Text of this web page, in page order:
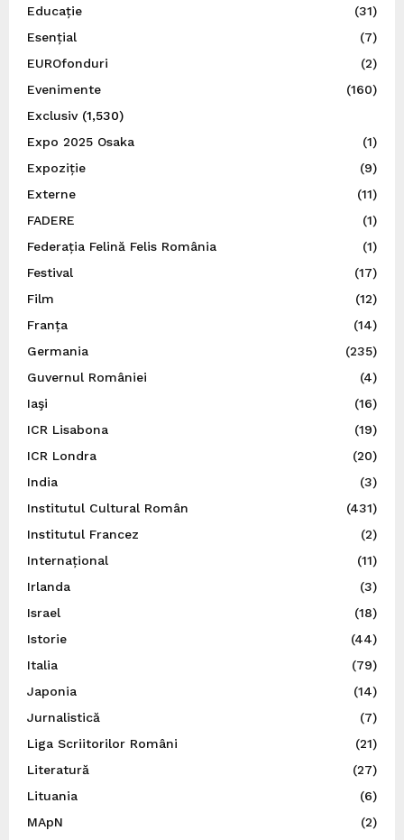
Educație
(31)
Esențial
(7)
EUROfonduri
(2)
Evenimente
(160)
Exclusiv(1,530)
Expo 2025 Osaka
(1)
Expoziție
(9)
Externe
(11)
FADERE
(1)
Federația Felină Felis România
(1)
Festival
(17)
Film
(12)
Franța
(14)
Germania
(235)
Guvernul României
(4)
Iaşi
(16)
ICR Lisabona
(19)
ICR Londra
(20)
India
(3)
Institutul Cultural Român
(431)
Institutul Francez
(2)
Internațional
(11)
Irlanda
(3)
Israel
(18)
Istorie
(44)
Italia
(79)
Japonia
(14)
Jurnalistică
(7)
Liga Scriitorilor Români
(21)
Literatură
(27)
Lituania
(6)
MApN
(2)